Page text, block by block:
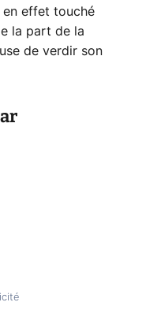
en effet touché
la part de la
de verdir son